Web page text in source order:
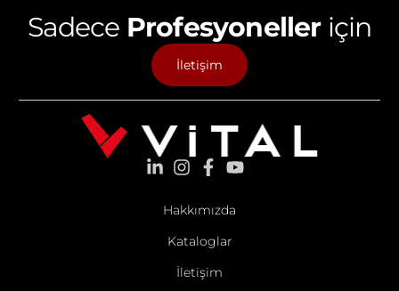
Sadece Profesyonelleriçin
İletişim
Hakkımızda
Kataloglar
İletişim